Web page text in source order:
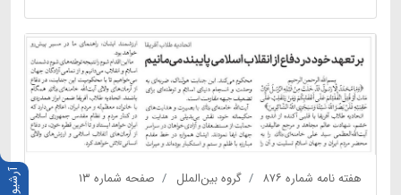
آرشیو هفته نامه شماره ۸۷۶ گروه بین‌الملل صفحه شماره ۱۳